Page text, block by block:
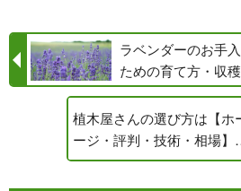
ラベンダーのお手
ための育て方・収
植木屋さんの選び方は【ホ
ージ・評判・技術・相場